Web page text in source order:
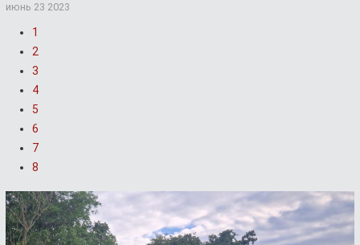
июнь 23 2023
1
2
3
4
5
6
7
8